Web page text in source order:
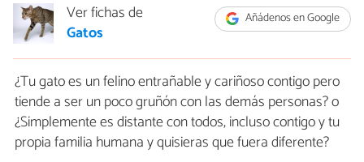
Añádenos en Google
Ver fichas de
Gatos
¿Tu gato es un felino entrañable y cariñoso contigo pero
tiende a ser un poco gruñón con las demás personas? o
¿Simplemente es distante con todos, incluso contigo y tu
propia familia humana y quisieras que fuera diferente?